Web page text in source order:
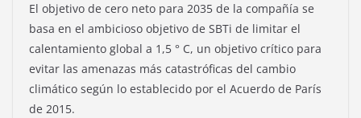
El objetivo de cero neto para 2035 de la compañía se
basa en el ambicioso objetivo de SBTi de limitar el
calentamiento global a 1,5 ° C, un objetivo crítico para
evitar las amenazas más catastróficas del cambio
climático según lo establecido por el Acuerdo de París
de 2015.